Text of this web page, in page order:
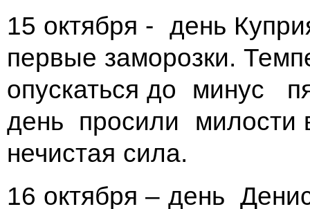
15 октября - день
первые заморозки.
опускаться до минус
день просили
нечистая сила.
16 октября – день